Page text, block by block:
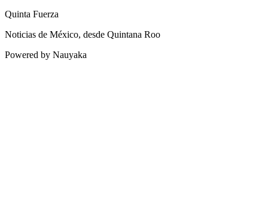
Quinta Fuerza
Noticias de México, desde Quintana Roo
Powered by Nauyaka